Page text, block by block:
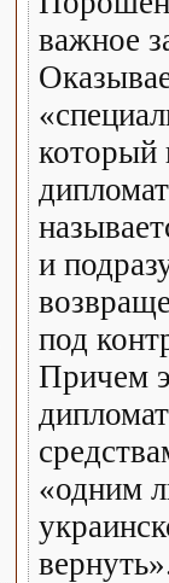
важное
который
и
под
Причем
«одним